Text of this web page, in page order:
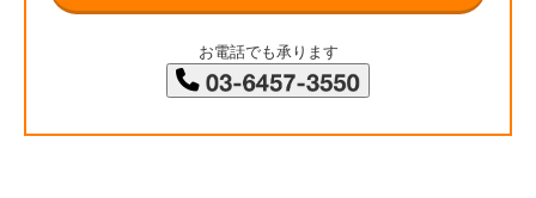
お電話でも承ります